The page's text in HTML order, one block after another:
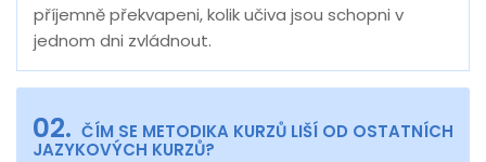
příjemně překvapeni, kolik učiva jsou schopni v
jednom dni zvládnout.
02. ČÍM SE METODIKA KURZŮ LIŠÍ OD OSTATNÍCH
JAZYKOVÝCH KURZŮ?